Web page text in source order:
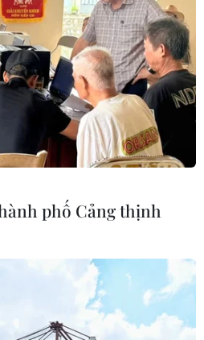
tỷ đồng
nhà máy đốt rác phát
lý rác thải, mục tiêu phụ phát
xã Phan Ngọc Hiển, Tân
Mới, Tam Giang.
phố Cảng thịnh